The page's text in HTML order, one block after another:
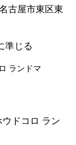
古屋市東区東
準じる
ドコロ ラン